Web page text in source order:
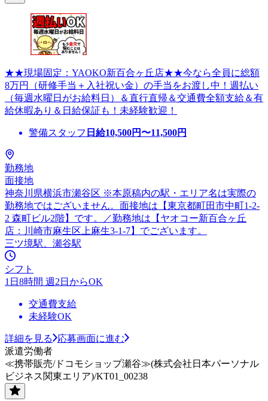
★★現場固定：YAOKO新百合ヶ丘店★★今なら全員に総額
8万円（研修手当＋入社祝い金）の手当をお渡し中！週払い
（毎週水曜日がお給料日）＆直行直帰＆交通費全額支給＆有
給休暇あり＆日給保証も！未経験歓迎！
警備スタッフ 日給10,500円〜11,500円
勤務地
面接地
神奈川県横浜市瀬谷区 ※本原稿内の駅・エリア名は実際の
勤務地ではございません。面接地は【東京都町田市中町1-2-
2 森町ビル2階】です。／勤務地は【ヤオコー新百合ヶ丘
店：川崎市麻生区上麻生3-1-7】でございます。
三ツ境駅、瀬谷駅
シフト
1日8時間 週2日からOK
交通費支給
未経験OK
詳細を見る
応募画面に進む
派遣労働者
≪携帯販売/ドコモショップ瀬谷≫(株式会社日本パーソナル
ビジネス関東エリア)/KT01_00238